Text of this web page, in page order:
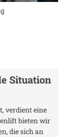
Situation
verdient eine
bieten wir
die sich an